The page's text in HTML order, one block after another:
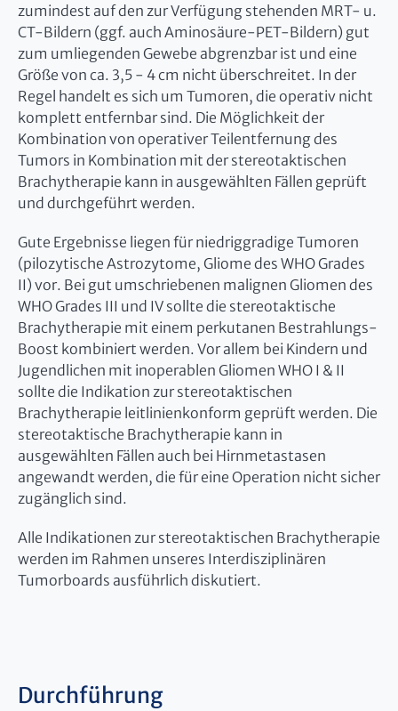
zumindest auf den zur Verfügung stehenden MRT- u.
CT-Bildern (ggf. auch Aminosäure-PET-Bildern) gut
zum umliegenden Gewebe abgrenzbar ist und eine
Größe von ca. 3,5 - 4 cm nicht überschreitet. In der
Regel handelt es sich um Tumoren, die operativ nicht
komplett entfernbar sind. Die Möglichkeit der
Kombination von operativer Teilentfernung des
Tumors in Kombination mit der stereotaktischen
Brachytherapie kann in ausgewählten Fällen geprüft
und durchgeführt werden.
Gute Ergebnisse liegen für niedriggradige Tumoren
(pilozytische Astrozytome, Gliome des WHO Grades
II) vor. Bei gut umschriebenen malignen Gliomen des
WHO Grades III und IV sollte die stereotaktische
Brachytherapie mit einem perkutanen Bestrahlungs-
Boost kombiniert werden. Vor allem bei Kindern und
Jugendlichen mit inoperablen Gliomen WHO I & II
sollte die Indikation zur stereotaktischen
Brachytherapie leitlinienkonform geprüft werden. Die
stereotaktische Brachytherapie kann in
ausgewählten Fällen auch bei Hirnmetastasen
angewandt werden, die für eine Operation nicht sicher
zugänglich sind.
Alle Indikationen zur stereotaktischen Brachytherapie
werden im Rahmen unseres Interdisziplinären
Tumorboards ausführlich diskutiert.
Durchführung